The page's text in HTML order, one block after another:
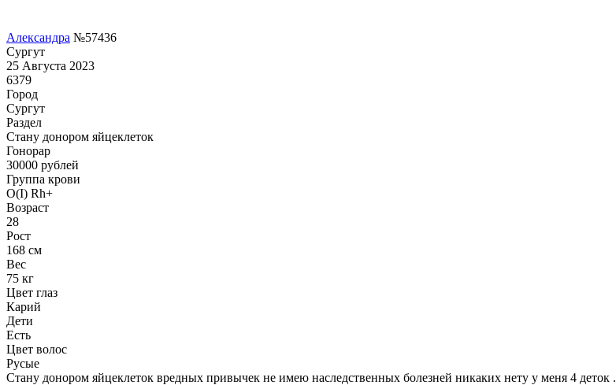
Александра №57436
Сургут
25 Августа 2023
6379
Город
Сургут
Раздел
Стану донором яйцеклеток
Гонoрар
30000 рублей
Группа крови
O(I) Rh+
Возраст
28
Рост
168 см
Вес
75 кг
Цвет глаз
Карий
Дети
Есть
Цвет волос
Русые
Стану донором яйцеклеток вредных привычек не имею наследственных болезней никаких нету у меня 4 деток .